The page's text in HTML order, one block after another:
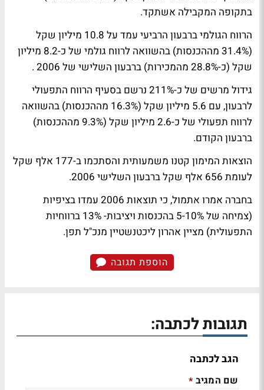
בתקופה המקבילה אשתקד.
הרווח הגולמי ברבעון הרביעי עמד על 10.8 מיליון שקל
(31.4% מההכנסות) בהשוואה לרווח גולמי של כ-8.2 מיליון
שקל (כ-28.8% מהמכירות) ברבעון השלישי של 2006 .
גידול מרשים של כ-211% נרשם בסעיף הרווח התפעולי
לרבעון, עם 5.6 מיליון שקל (16.3% מההכנסות) בהשוואה
לרווח תפעולי של כ-2.6 מיליון שקל (9.3% מההכנסות)
ברבעון הקודם.
הוצאות המימון קטנו משמעותית והסתכמו ב-177 אלף שקל
לעומת 656 אלף שקל ברבעון השלישי 2006.
בחברה אמרו אתמול, כי תוצאות 2006 עמדו בציפיות
(צמיחה של 5-10% בהכנסות ויציבות- 13% ברווחיות
התפעולית) מציין אהרון ליכטנשטיין מנכ"ל תפן.
הוספת תגובה
תגובות לכתבה:
הגב לכתבה
שם המגיב *